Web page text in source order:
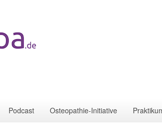
Podcast Osteopathie-Initiative